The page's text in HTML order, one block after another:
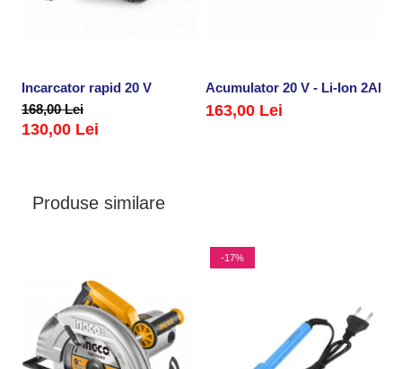
Incarcator rapid 20 V
168,00 Lei
130,00 Lei
Acumulator 20 V - Li-Ion 2Ah
163,00 Lei
Produse similare
-17%